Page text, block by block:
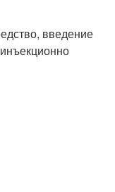
введение